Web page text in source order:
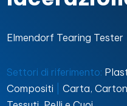
Elmendorf Tearing Tester
Settori di riferimento:
Compositi |Carta,